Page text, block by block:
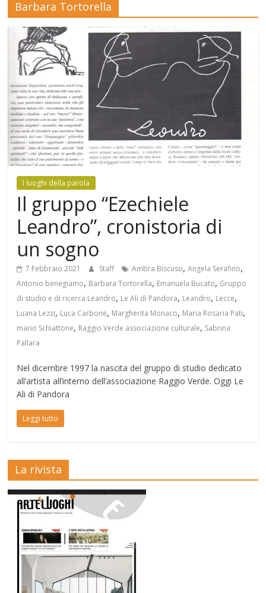
Mensile
di
arte,
cultura,
turismo
e
curiosità
Barbara Tortorella
I luoghi della parola
Il gruppo “Ezechiele
Leandro”, cronistoria di
un sogno
7 Febbraio 2021 Staff Ambra Biscuso,Angela Serafino,
Antonio benegiamo, Barbara Tortorella, Emanuela Bucato, Gruppo
di studio e di ricerca Leandro, Le Ali di Pandora, Leandro, Lecce,
Luana Lezzi, Luca Carbone, Margherita Monaco, Maria Rosaria Pati,
mario Schiattone, Raggio Verde associazione culturale, Sabrina
Pallara
Nel dicembre 1997 la nascita del gruppo di studio dedicato
all’artista all’interno dell’associazione Raggio Verde. Oggi Le
Ali di Pandora
Leggi tutto
La rivista